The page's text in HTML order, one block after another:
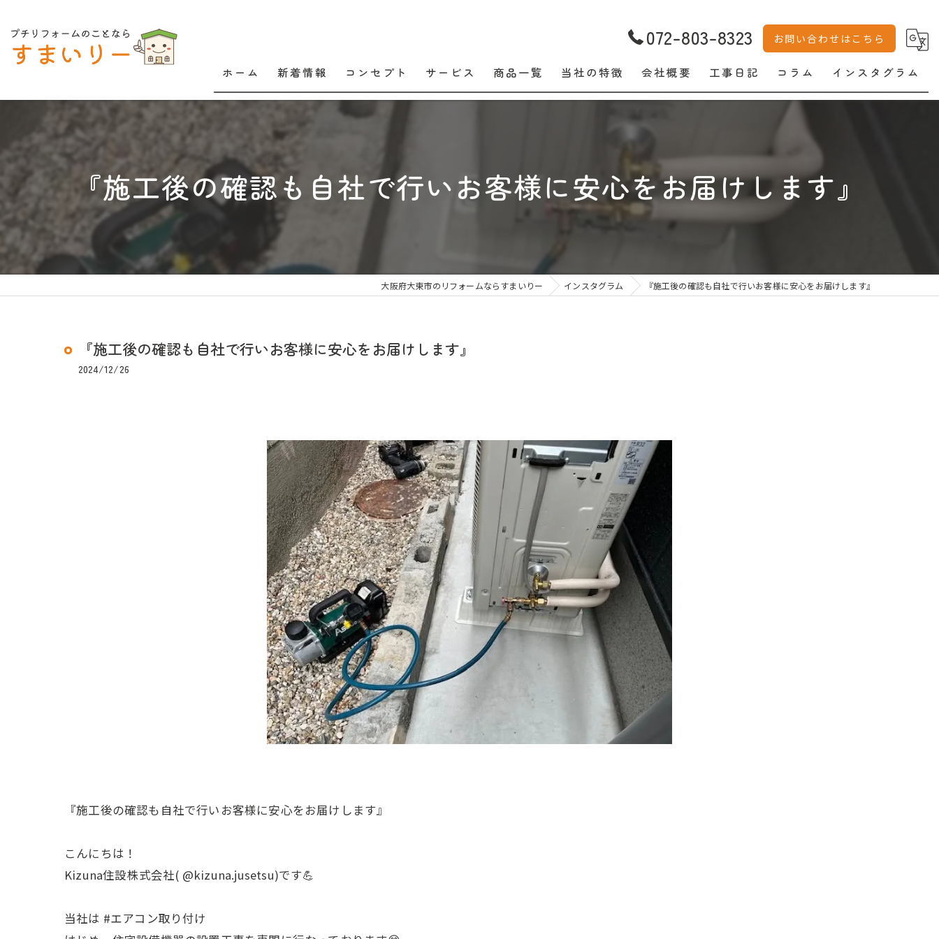
072-803-8323 お問い合わせはこちら
ホーム 新着情報 コンセプト サービス 商品一覧 当社の特徴
工事
会社概要 工事日記 コラム インスタグラム
『施工後の確認も自社で行いお客様に安心をお届けします』
大阪府大東市のリフォームならすまいりー インスタグラム 『施工後の確認も自社で行いお客様に安心をお届けします』
『施工後の確認も自社で行いお客様に安心をお届けします』
2024/12/26
『施工後の確認も自社で行いお客様に安心をお届けします』
こんにちは！
Kizuna住設株式会社( @kizuna.jusetsu)です💪
当社は #エアコン取り付け